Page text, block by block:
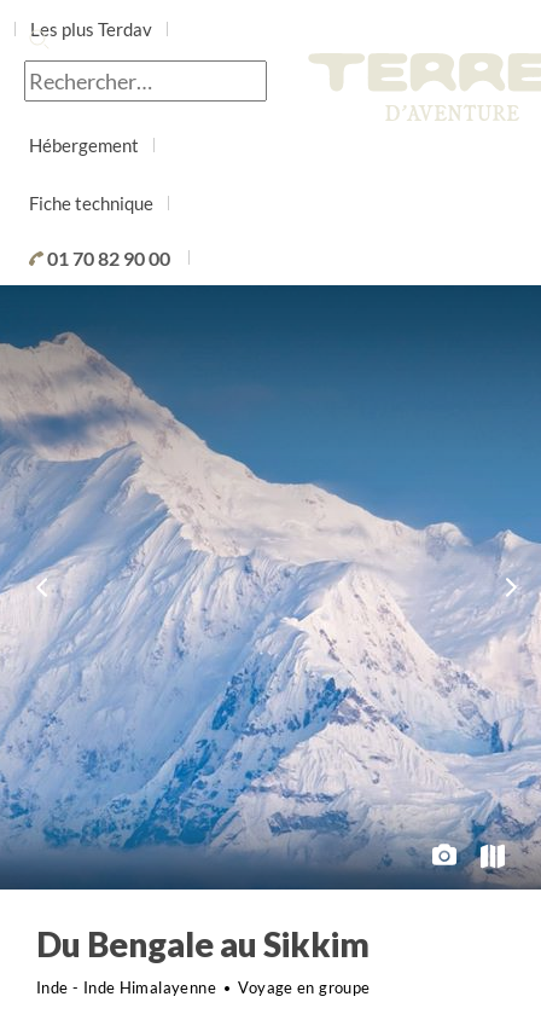
Les plus Terdav
Jour par jour
Hébergement
Fiche technique
01 70 82 90 00
Du Bengale au Sikkim
Inde - Inde Himalayenne Voyage en groupe